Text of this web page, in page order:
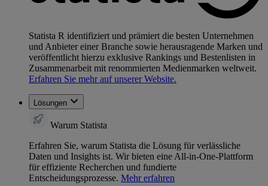
Statista R identifiziert und prämiert die besten Unternehmen
und Anbieter einer Branche sowie herausragende Marken und
veröffentlicht hierzu exklusive Rankings und Bestenlisten in
Zusammenarbeit mit renommierten Medienmarken weltweit.
Erfahren Sie mehr auf unserer Website.
Lösungen
Warum Statista
Erfahren Sie, warum Statista die Lösung für verlässliche
Daten und Insights ist. Wir bieten eine All-in-One-Plattform
für effiziente Recherchen und fundierte
Entscheidungsprozesse. Mehr erfahren